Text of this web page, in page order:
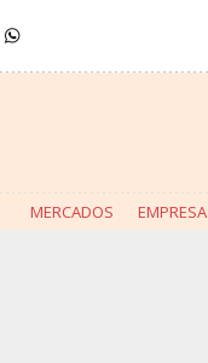
MERCADOS